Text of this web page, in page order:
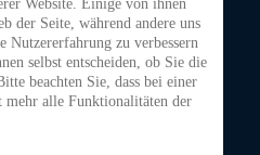
Website. Einige von ihnen
der Seite, während andere uns
Nutzererfahrung zu verbessern
selbst entscheiden, ob Sie die
beachten Sie, dass bei einer
alle Funktionalitäten der